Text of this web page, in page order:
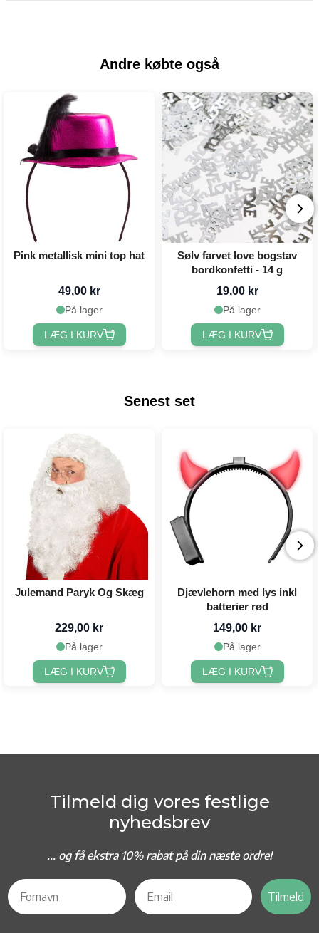
Andre købte også
Pink metallisk mini top hat
49,00 kr
På lager
LÆG I KURV
Sølv farvet love bogstav
bordkonfetti - 14 g
19,00 kr
På lager
LÆG I KURV
Senest set
Julemand Paryk Og Skæg
229,00 kr
På lager
LÆG I KURV
Djævlehorn med lys inkl
batterier rød
149,00 kr
På lager
LÆG I KURV
Tilmeld dig vores festlige
nyhedsbrev
... og få ekstra 10% rabat på din næste ordre!
Tilmeld